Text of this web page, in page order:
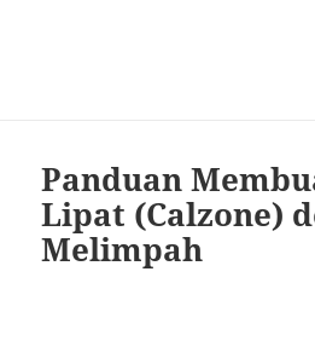
Panduan
Lipat (Calzone)
Melimpah